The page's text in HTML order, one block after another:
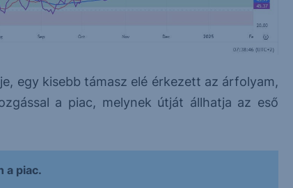
egy kisebb támasz elé érkezett az árfolyam,
a piac, melynek útját állhatja az eső
a piac.